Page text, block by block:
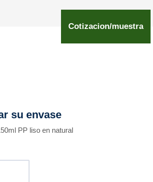
Cotizacion/muestra
su envase
PP liso en natural